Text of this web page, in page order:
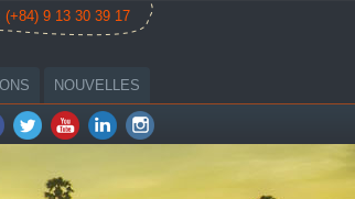
(+84) 9 13 30 39 17
NOUVELLES